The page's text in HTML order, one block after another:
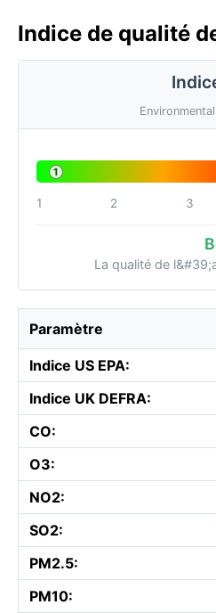
Indice de qualité
1
1 2 3
La qualité de
Paramètre
Indice US EPA:
Indice UK DEFRA:
CO:
O3:
NO2:
SO2:
PM2.5:
PM10: